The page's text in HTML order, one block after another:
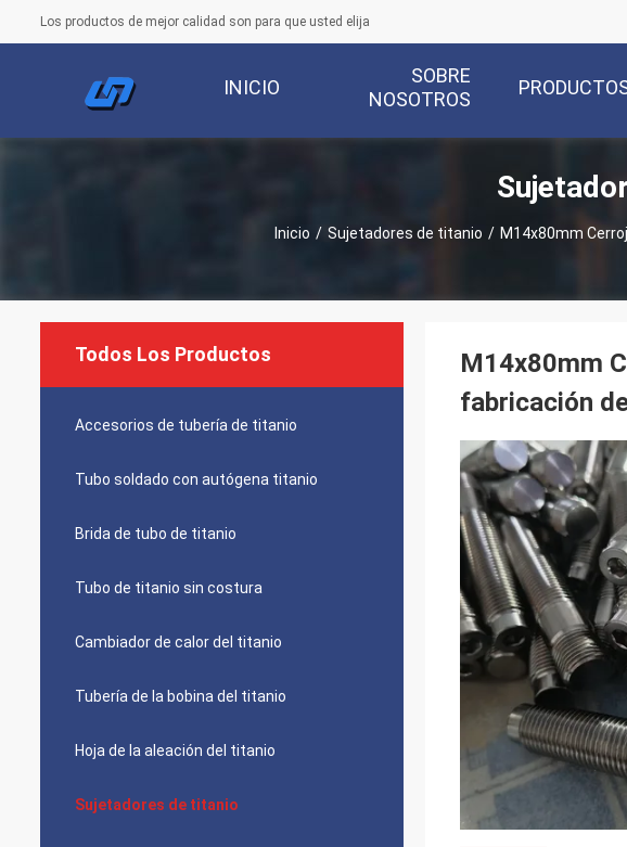
Los productos de mejor calidad son para que usted elija
INICIO
SOBRE
NOSOTROS
Inicio / Sujetadores de titanio / M14x80mm
Todos Los Productos
Accesorios de tubería de titanio
Tubo soldado con autógena titanio
Brida de tubo de titanio
Tubo de titanio sin costura
Cambiador de calor del titanio
Tubería de la bobina del titanio
Hoja de la aleación del titanio
Sujetadores de titanio
M14x80mm
fabricación